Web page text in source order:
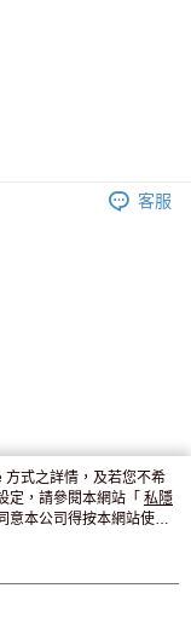
，7天內取。逾期後
客服
式之詳情，及若您不希
定，請參閱本網站「 私隱
意本公司得按本網站使用